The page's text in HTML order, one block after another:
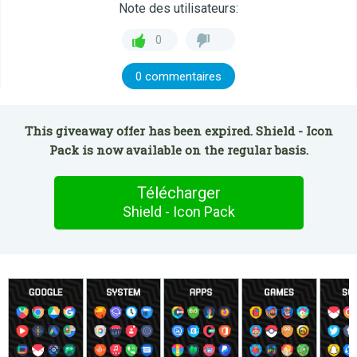
Note des utilisateurs:
0
0 commentaires
This giveaway offer has been expired. Shield - Icon
Pack is now available on the regular basis.
Télécharger
Shield - Icon Pack